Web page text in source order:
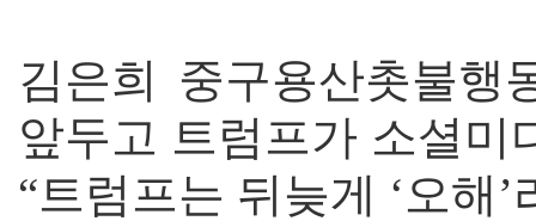
김은희 중구용산촛불
앞두고 트럼프가 소셜미
“트럼프는 뒤늦게 ‘오해